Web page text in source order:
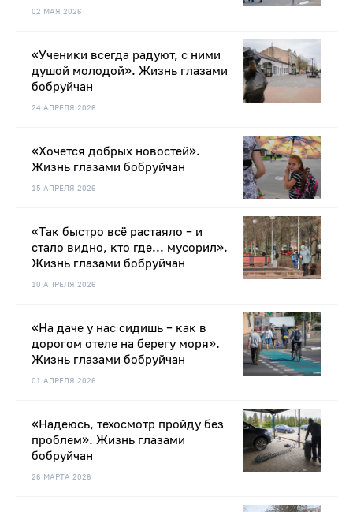
02 МАЯ 2026
24 АПРЕЛЯ 2026
«Ученики всегда радуют, с ними
душой молодой». Жизнь глазами
бобруйчан
15 АПРЕЛЯ 2026
«Хочется добрых новостей».
Жизнь глазами бобруйчан
10 АПРЕЛЯ 2026
«Так быстро всё растаяло – и
стало видно, кто где... мусорил».
Жизнь глазами бобруйчан
01 АПРЕЛЯ 2026
«На даче у нас сидишь – как в
дорогом отеле на берегу моря».
Жизнь глазами бобруйчан
26 МАРТА 2026
«Надеюсь, техосмотр пройду без
проблем». Жизнь глазами
бобруйчан